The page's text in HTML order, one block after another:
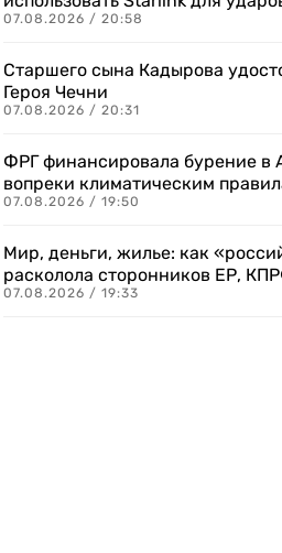
07.08.2026 / 20:58
Старшего сына Кадырова
Героя Чечни
07.08.2026 / 20:31
ФРГ финансировала бурение в
вопреки климатическим
07.08.2026 / 19:50
Мир, деньги, жилье: как
расколола сторонников ЕР,
07.08.2026 / 19:33